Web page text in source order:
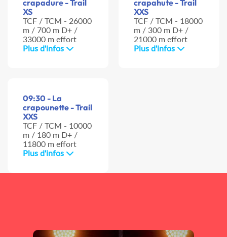
crapadure - Trail
XS
TCF / TCM - 26000
m / 700 m D+ /
33000 m effort
Plus d'infos
crapahute - Trail
XXS
TCF / TCM - 18000
m / 300 m D+ /
21000 m effort
Plus d'infos
09:30 - La
crapounette - Trail
XXS
TCF / TCM - 10000
m / 180 m D+ /
11800 m effort
Plus d'infos